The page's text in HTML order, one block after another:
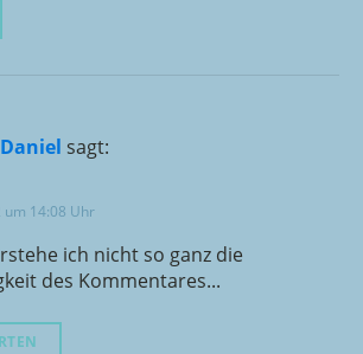
Daniel sagt:
um 14:08 Uhr
ich nicht so ganz die
des Kommentares...